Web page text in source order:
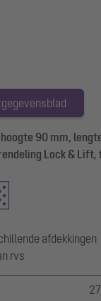
hoogte 90 mm,
Lock &
afdekkingen
rvs